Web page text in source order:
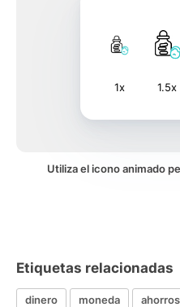
1x 1.5x
Utiliza el icono animado
Etiquetas relacionadas
dinero moneda ahorros